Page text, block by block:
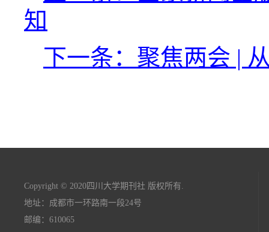
知
下一条：聚焦两会 |
Copyright © 2020四川大学期刊社 版权所有.
地址：成都市一环路南一段24号
邮编：610065